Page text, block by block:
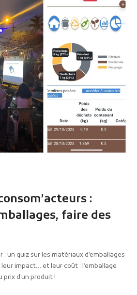
:
faire des
: un quiz sur les matériaux d’emballages
impact… et leur coût : l’emballage
d’un produit !